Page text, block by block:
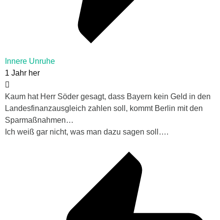
Innere Unruhe
1 Jahr her
Kaum hat Herr Söder gesagt, dass Bayern kein Geld in den
Landesfinanzausgleich zahlen soll, kommt Berlin mit den
Sparmaßnahmen…
Ich weiß gar nicht, was man dazu sagen soll….